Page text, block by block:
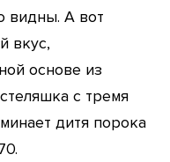
видны. А вот
вкус,
основе из
с тремя
дитя порока